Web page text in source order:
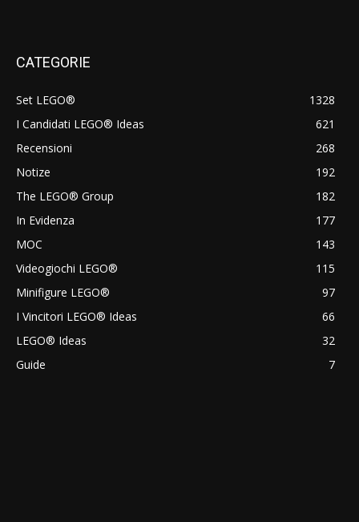
CATEGORIE
Set LEGO®
1328
I Candidati LEGO® Ideas
621
Recensioni
268
Notize
192
The LEGO® Group
182
In Evidenza
177
MOC
143
Videogiochi LEGO®
115
Minifigure LEGO®
97
I Vincitori LEGO® Ideas
66
LEGO® Ideas
32
Guide
7